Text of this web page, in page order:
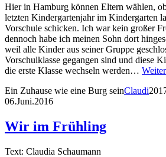
Hier in Hamburg können Eltern wählen,
letzten Kindergartenjahr im Kindergarten
Vorschule schicken. Ich war kein großer
dennoch habe ich meinen Sohn dort
weil alle Kinder aus seiner Gruppe
Vorschulklasse gegangen sind und diese
die erste Klasse wechseln werden…
Ein Zuhause wie eine Burg seinClaudi
06.Juni.2016
Wir im Frühling
Text: Claudia Schaumann